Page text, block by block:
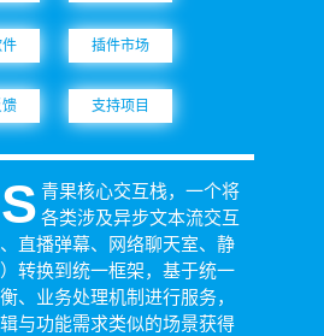
插件市场
馈 支持项目
青果核心交互栈，一个将
各类涉及异步文本流交互
直播弹幕、网络聊天室、静
转换到统一框架，基于统一
、业务处理机制进行服务，
与功能需求类似的场景获得